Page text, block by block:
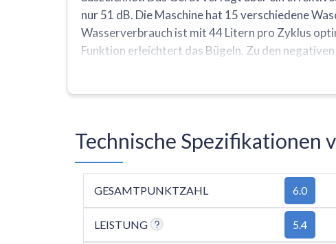
nur 51 dB. Die Maschine hat 15 verschiedene
Wasserverbrauch ist mit 44 Litern pro Zyklus
Funktion erleichtert das Bügeln. Zu den
Schleuderdrehzahl von 1200 U/min und eine
Technische Spezifikationen
GESAMTPUNKTZAHL 6.0
LEISTUNG 5.4